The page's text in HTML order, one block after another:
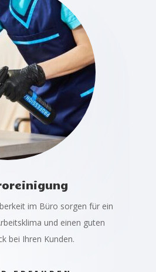
im Büro sorgen für ein
und einen guten
bei Ihren Kunden.